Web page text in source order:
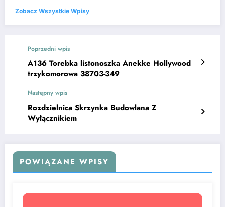
Zobacz Wszystkie Wpisy
Poprzedni wpis
A136 Torebka listonoszka Anekke Hollywood
trzykomorowa 38703-349
Następny wpis
Rozdzielnica Skrzynka Budowlana Z
Wyłącznikiem
POWIĄZANE WPISY